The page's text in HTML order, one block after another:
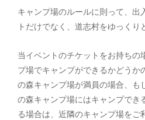
キャンプ場のルールに則って、出
トだけでなく、道志村をゆっくり
当イベントのチケットをお持ちの
プ場でキャンプができるかどうか
の森キャンプ場が満員の場合、も
の森キャンプ場にはキャンプでき
る場合は、近隣のキャンプ場をご